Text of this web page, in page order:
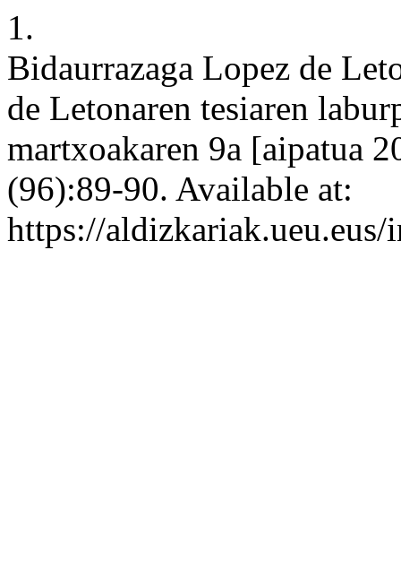
1.
Bidaurrazaga Lopez de
de Letonaren tesiaren
martxoakaren 9a [aipatua
(96):89-90. Available at:
https://